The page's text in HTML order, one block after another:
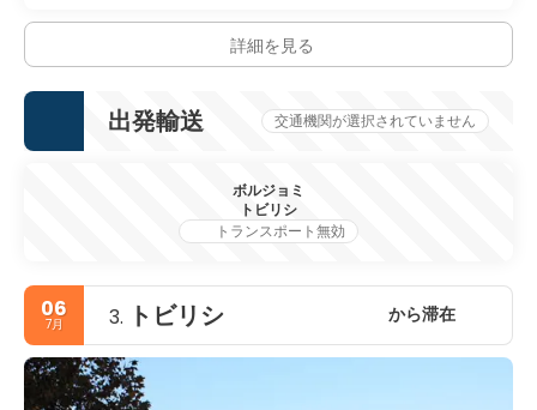
詳細を見る
出発輸送 交通機関が選択されていません
ボルジョミ
トビリシ
トランスポート無効
06
7月 3. トビリシ から滞在